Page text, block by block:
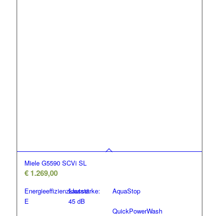
Miele G5590 SCVi SL
€1.269,00
Energieeffizienzklasse:
E
Lautstärke:
45 dB
AquaStop
QuickPowerWash